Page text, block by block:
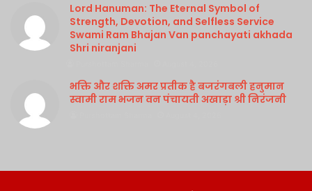
Lord Hanuman: The Eternal Symbol of
Strength, Devotion, and Selfless Service
Swami Ram Bhajan Van panchayati akhada
Shri niranjani
भक्ति और शक्ति अमर प्रतीक है बजरंगबली हनुमान
स्वामी राम भजन वन पंचायती अखाड़ा श्री निरंजनी